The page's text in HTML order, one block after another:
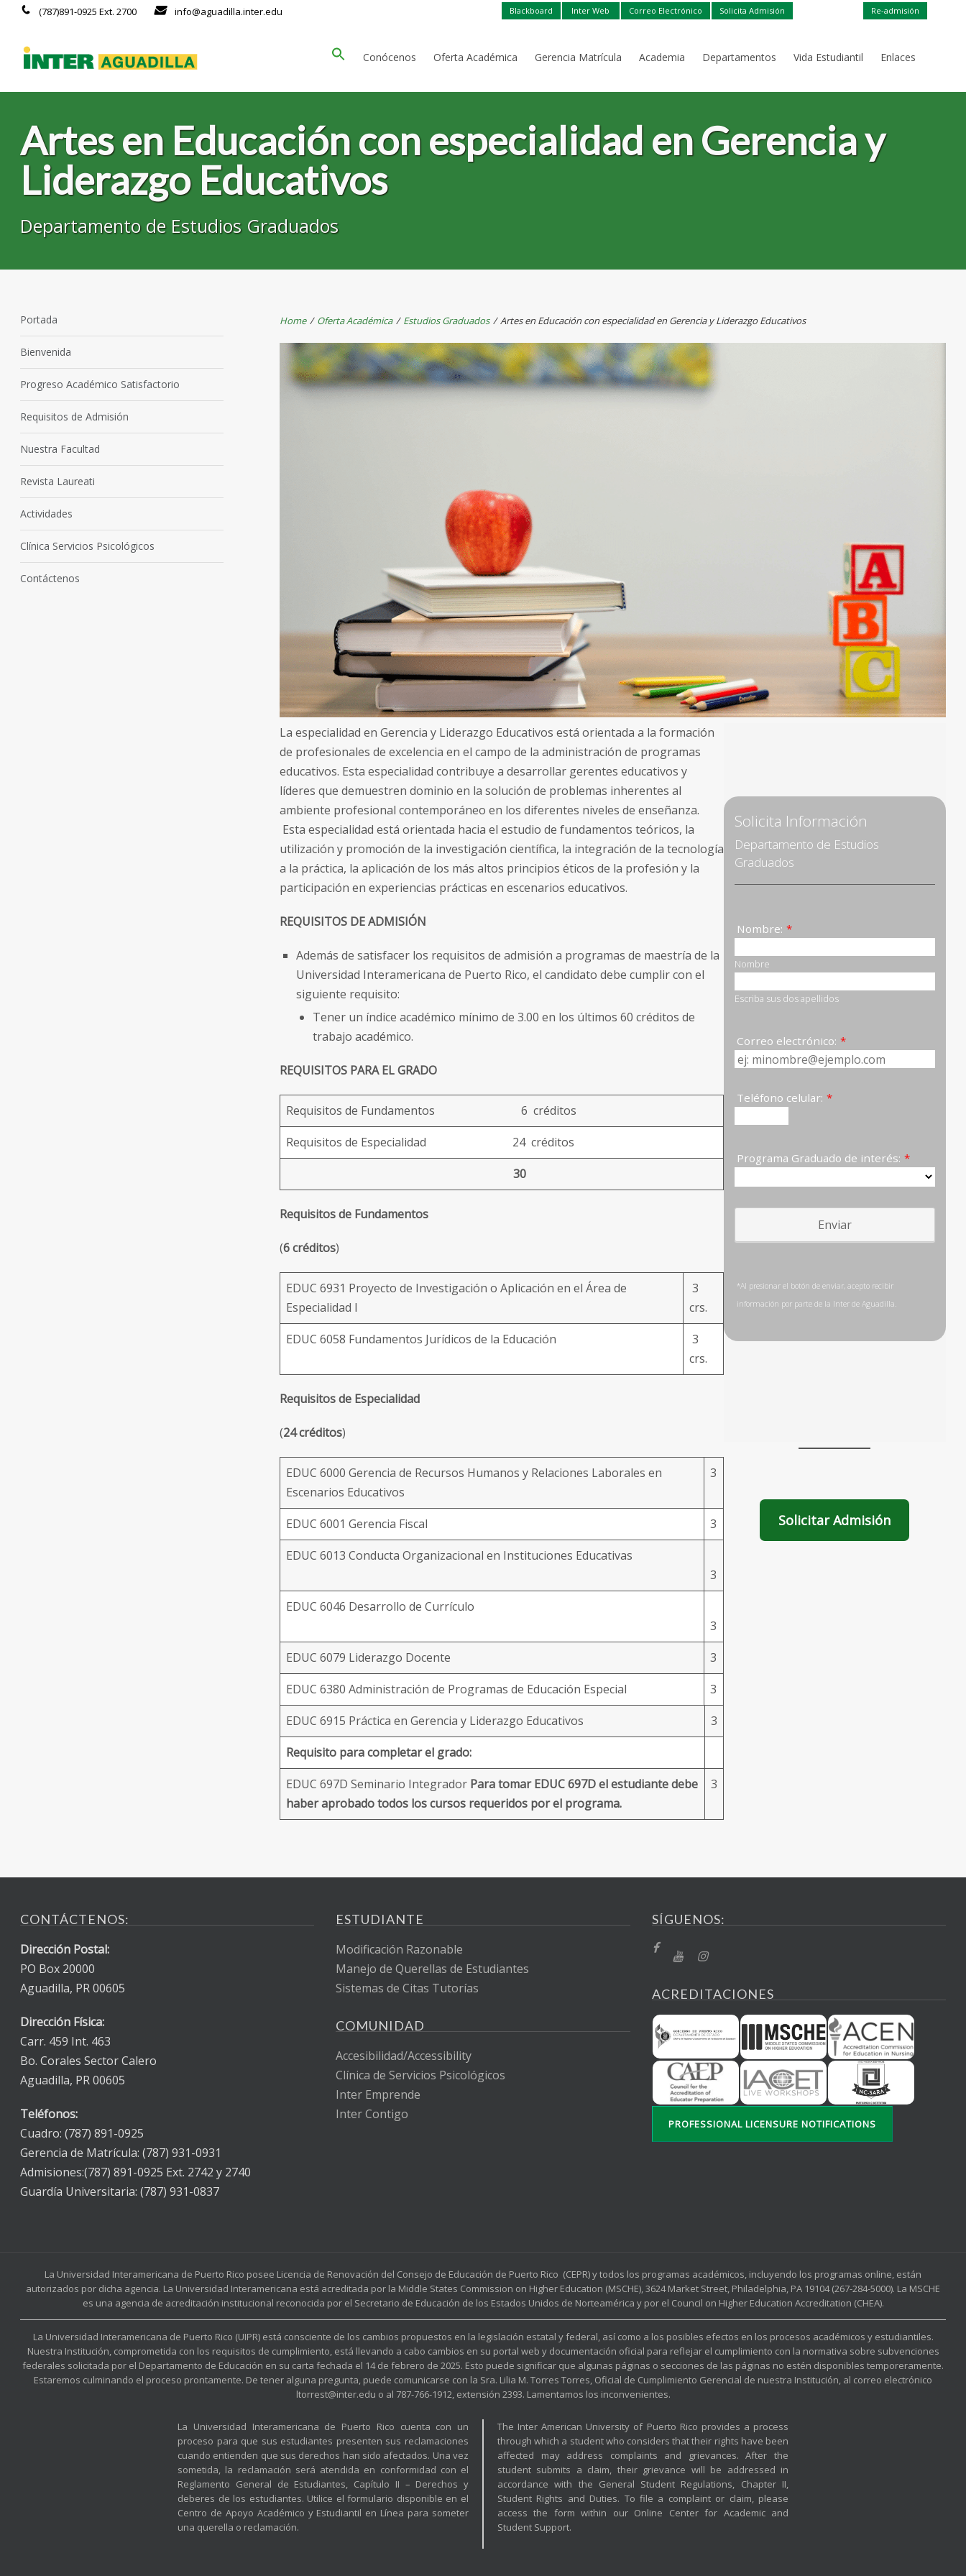
Blackboard Inter Web Correo Electrónico Solicita Admisión Re-admisión
(787)891-0925 Ext. 2700 info@aguadilla.inter.edu
Conócenos Oferta Académica Gerencia Matrícula Academia Departamentos Vida Estudiantil Enlaces
Artes en Educación con especialidad en Gerencia y
Liderazgo Educativos
Departamento de Estudios Graduados
Home / Oferta Académica / Estudios Graduados /Artes en Educación con especialidad en Gerencia y Liderazgo Educativos
La especialidad en Gerencia y Liderazgo Educativos está orientada a la formación
de profesionales de excelencia en el campo de la administración de programas
educativos. Esta especialidad contribuye a desarrollar gerentes educativos y
líderes que demuestren dominio en la solución de problemas inherentes al
ambiente profesional contemporáneo en los diferentes niveles de enseñanza.
Esta especialidad está orientada hacia el estudio de fundamentos teóricos, la
utilización y promoción de la investigación científica, la integración de la tecnología
a la práctica, la aplicación de los más altos principios éticos de la profesión y la
participación en experiencias prácticas en escenarios educativos.
REQUISITOS DE ADMISIÓN
Además de satisfacer los requisitos de admisión a programas de maestría de la
Universidad Interamericana de Puerto Rico, el candidato debe cumplir con el
siguiente requisito:
Tener un índice académico mínimo de 3.00 en los últimos 60 créditos de
trabajo académico.
REQUISITOS PARA EL GRADO
Requisitos de Fundamentos 6 créditos
Requisitos de Especialidad 24 créditos
30
Requisitos de Fundamentos
(6 créditos)
EDUC 6931 Proyecto de Investigación o Aplicación en el Área de
Especialidad I
3
crs.
EDUC 6058 Fundamentos Jurídicos de la Educación
3
crs.
Requisitos de Especialidad
(24 créditos)
EDUC 6000 Gerencia de Recursos Humanos y Relaciones Laborales en
Escenarios Educativos
3
EDUC 6001 Gerencia Fiscal
3
EDUC 6013 Conducta Organizacional en Instituciones Educativas
3
EDUC 6046 Desarrollo de Currículo
3
EDUC 6079 Liderazgo Docente
3
EDUC 6380 Administración de Programas de Educación Especial
3
EDUC 6915 Práctica en Gerencia y Liderazgo Educativos
3
Requisito para completar el grado:
EDUC 697D Seminario Integrador Para tomar EDUC 697D el estudiante debe
haber aprobado todos los cursos requeridos por el programa.
3
Solicitar Admisión
Portada
Bienvenida
Progreso Académico Satisfactorio
Requisitos de Admisión
Nuestra Facultad
Revista Laureati
Actividades
Clínica Servicios Psicológicos
Contáctenos
CONTÁCTENOS:
Dirección Postal:
PO Box 20000
Aguadilla, PR 00605
Dirección Física:
Carr. 459 Int. 463
Bo. Corales Sector Calero
Aguadilla, PR 00605
Teléfonos:
Cuadro: (787) 891-0925
Gerencia de Matrícula: (787) 931-0931
Admisiones:(787) 891-0925 Ext. 2742 y 2740
Guardía Universitaria: (787) 931-0837
ESTUDIANTE
Modificación Razonable
Manejo de Querellas de Estudiantes
Sistemas de Citas Tutorías
COMUNIDAD
Accesibilidad/Accessibility
Clínica de Servicios Psicológicos
Inter Emprende
Inter Contigo
SÍGUENOS:
ACREDITACIONES
PROFESSIONAL LICENSURE NOTIFICATIONS
La Universidad Interamericana de Puerto Rico posee Licencia de Renovación del Consejo de Educación de Puerto Rico (CEPR) y todos los programas académicos, incluyendo los programas online, están
autorizados por dicha agencia. La Universidad Interamericana está acreditada por la Middle States Commission on Higher Education (MSCHE), 3624 Market Street, Philadelphia, PA 19104 (267-284-5000). La MSCHE
es una agencia de acreditación institucional reconocida por el Secretario de Educación de los Estados Unidos de Norteamérica y por el Council on Higher Education Accreditation (CHEA).
La Universidad Interamericana de Puerto Rico (UIPR) está consciente de los cambios propuestos en la legislación estatal y federal, así como a los posibles efectos en los procesos académicos y estudiantiles.
Nuestra Institución, comprometida con los requisitos de cumplimiento, está llevando a cabo cambios en su portal web y documentación oficial para reflejar el cumplimiento con la normativa sobre subvenciones
federales solicitada por el Departamento de Educación en su carta fechada el 14 de febrero de 2025. Esto puede significar que algunas páginas o secciones de las páginas no estén disponibles temporeramente.
Estaremos culminando el proceso prontamente. De tener alguna pregunta, puede comunicarse con la Sra. Lilia M. Torres Torres, Oficial de Cumplimiento Gerencial de nuestra Institución, al correo electrónico
ltorrest@inter.edu o al 787-766-1912, extensión 2393. Lamentamos los inconvenientes.
La Universidad Interamericana de Puerto Rico cuenta con un
proceso para que sus estudiantes presenten sus reclamaciones
cuando entienden que sus derechos han sido afectados. Una vez
sometida, la reclamación será atendida en conformidad con el
Reglamento General de Estudiantes, Capítulo II – Derechos y
deberes de los estudiantes. Utilice el formulario disponible en el
Centro de Apoyo Académico y Estudiantil en Línea para someter
una querella o reclamación.
The Inter American University of Puerto Rico provides a process
through which a student who considers that their rights have been
affected may address complaints and grievances. After the
student submits a claim, their grievance will be addressed in
accordance with the General Student Regulations, Chapter II,
Student Rights and Duties. To file a complaint or claim, please
access the form within our Online Center for Academic and
Student Support.